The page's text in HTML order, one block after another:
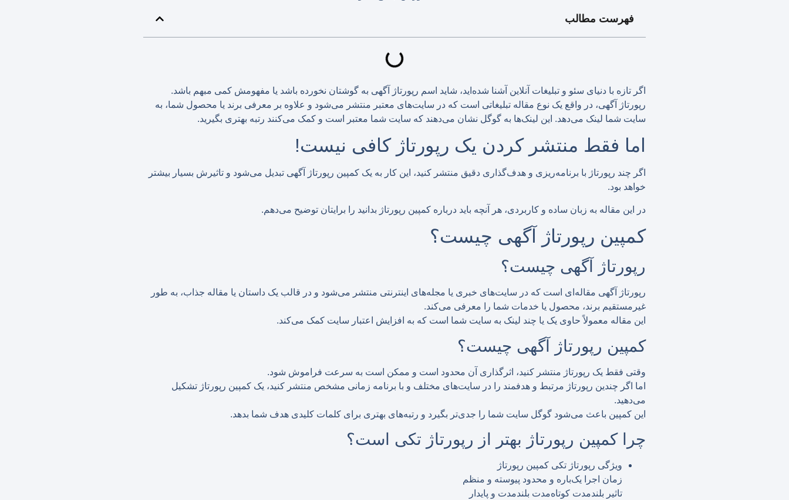
فهرست مطالب
اگر تازه با دنیای سئو و تبلیغات آنلاین آشنا شده‌اید، شاید اسم رپورتاژ آگهی به گوشتان نخورده باشد یا مفهومش کمی مبهم باشد.
رپورتاژ آگهی، در واقع یک نوع مقاله تبلیغاتی است که در سایت‌های معتبر منتشر می‌شود و علاوه بر معرفی برند یا محصول شما، به
سایت شما لینک می‌دهد. این لینک‌ها به گوگل نشان می‌دهند که سایت شما معتبر است و کمک می‌کنند رتبه بهتری بگیرید.
اما فقط منتشر کردن یک رپورتاژ کافی نیست!
اگر چند رپورتاژ با برنامه‌ریزی و هدف‌گذاری دقیق منتشر کنید، این کار به یک کمپین رپورتاژ آگهی تبدیل می‌شود و تاثیرش بسیار بیشتر
خواهد بود.
در این مقاله به زبان ساده و کاربردی، هر آنچه باید درباره کمپین رپورتاژ بدانید را برایتان توضیح می‌دهم.
کمپین رپورتاژ آگهی چیست؟
رپورتاژ آگهی چیست؟
رپورتاژ آگهی مقاله‌ای است که در سایت‌های خبری یا مجله‌های اینترنتی منتشر می‌شود و در قالب یک داستان یا مقاله جذاب، به طور
غیرمستقیم برند، محصول یا خدمات شما را معرفی می‌کند.
این مقاله معمولاً حاوی یک یا چند لینک به سایت شما است که به افزایش اعتبار سایت کمک می‌کند.
کمپین رپورتاژ آگهی چیست؟
وقتی فقط یک رپورتاژ منتشر کنید، اثرگذاری آن محدود است و ممکن است به سرعت فراموش شود.
اما اگر چندین رپورتاژ مرتبط و هدفمند را در سایت‌های مختلف و با برنامه زمانی مشخص منتشر کنید، یک کمپین رپورتاژ تشکیل
می‌دهید.
این کمپین باعث می‌شود گوگل سایت شما را جدی‌تر بگیرد و رتبه‌های بهتری برای کلمات کلیدی هدف شما بدهد.
چرا کمپین رپورتاژ بهتر از رپورتاژ تکی است؟
ویژگی رپورتاژ تکی کمپین رپورتاژ
زمان اجرا یک‌باره و محدود پیوسته و منظم
تاثیر بلندمدت کوتاه‌مدت بلندمدت و پایدار